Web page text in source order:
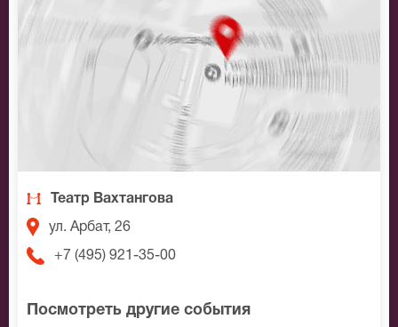
Театр Вахтангова
ул. Арбат, 26
+7 (495) 921-35-00
Посмотреть другие события